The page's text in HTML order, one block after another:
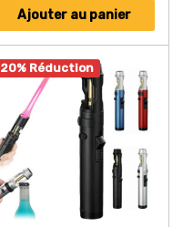
Ajouter au panier
20% Réduction